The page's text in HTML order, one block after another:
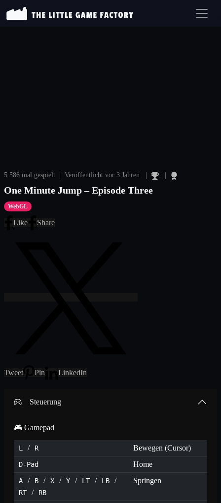
5.586 mal gespielt | Veröffentlicht vor 3 Jahren |
One Minute Jump – Episode Three
WebGL
Like Share
Tweet Pin LinkedIn
Steuerung
🎮 Gamepad
L / R Bewegen (Cursor)
D-Pad Home
A / B / X / Y / LT / LB /
RT / RB
Springen